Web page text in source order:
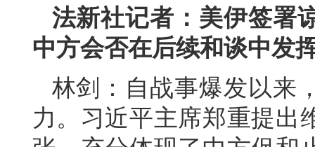
法新社记者：美伊签署
中方会否在后续和谈中发
林剑：自战事爆发以来
力。习近平主席郑重提出